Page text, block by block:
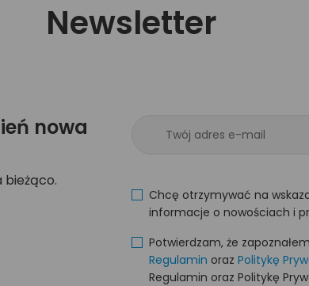
Newsletter
nowa
bieżąco.
Chcę otrzymywać na
informacje o nowościach i
Potwierdzam, że
Regulamin oraz Politykę
Regulamin oraz Politykę